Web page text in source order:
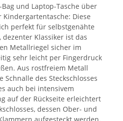
und Laptop-Tasche über
Diese
perfekt für selbstgenähte
Klassiker ist das
Metallriegel sicher im
sehr leicht per Fingerdruck
Aus rostfreiem Metall
des Steckschlosses
auch bei intensivem
auf der Rückseite erleichtert
dessen Ober- und